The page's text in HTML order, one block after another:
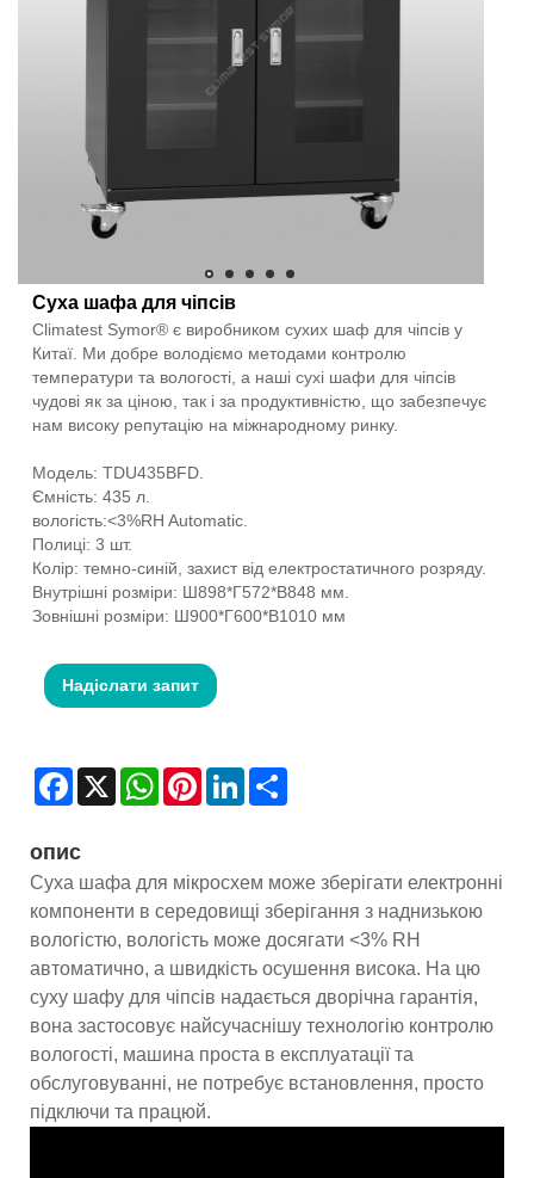
Суха шафа для чіпсів
Climatest Symor® є виробником сухих шаф для чіпсів у
Китаї. Ми добре володіємо методами контролю
температури та вологості, а наші сухі шафи для чіпсів
чудові як за ціною, так і за продуктивністю, що забезпечує
нам високу репутацію на міжнародному ринку.
Модель: TDU435BFD.
Ємність: 435 л.
вологість:<3%RH Automatic.
Полиці: 3 шт.
Колір: темно-синій, захист від електростатичного розряду.
Внутрішні розміри: Ш898*Г572*В848 мм.
Зовнішні розміри: Ш900*Г600*В1010 мм
Надіслати запит
Facebook
X WhatsAppPinterestLinkedIn
опис
Суха шафа для мікросхем може зберігати електронні
компоненти в середовищі зберігання з наднизькою
вологістю, вологість може досягати <3% RH
автоматично, а швидкість осушення висока. На цю
суху шафу для чіпсів надається дворічна гарантія,
вона застосовує найсучаснішу технологію контролю
вологості, машина проста в експлуатації та
обслуговуванні, не потребує встановлення, просто
підключи та працюй.